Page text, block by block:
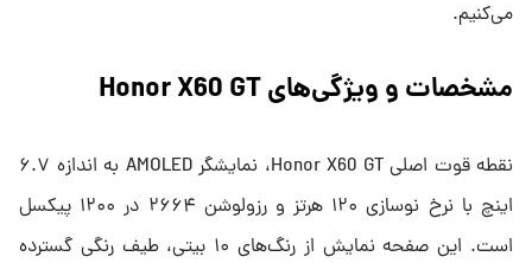
می‌کنیم.
مشخصات و ویژگی‌های Honor X60 GT
نقطه قوت اصلی Honor X60 GT، نمایشگر AMOLED به اندازه ۶.۷
اینچ با نرخ نوسازی ۱۲۰ هرتز و رزولوشن ۲۶۶۴ در ۱۲۰۰ پیکسل
است. این صفحه نمایش از رنگ‌های ۱۰ بیتی، طیف رنگی گسترده